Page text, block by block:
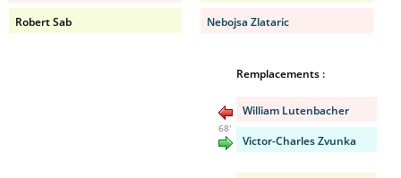
Robert Sab
Nebojsa Zlataric
Remplacements :
William Lutenbacher
68'
Victor-Charles Zvunka